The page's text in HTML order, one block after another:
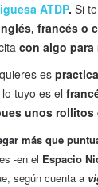
ATDP. Si
francés o
con algo para
es
tuyo es el
unos rollitos
más que
-en el Espacio
según cuenta a